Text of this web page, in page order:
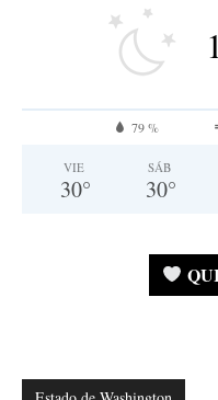
79 %
VIE
30°
SÁB
30°